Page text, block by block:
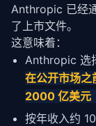
Anthropic 已经
了上市文件。
这意味着：
Anthropic 选
在公开市场
2000 亿美元
按年收入约